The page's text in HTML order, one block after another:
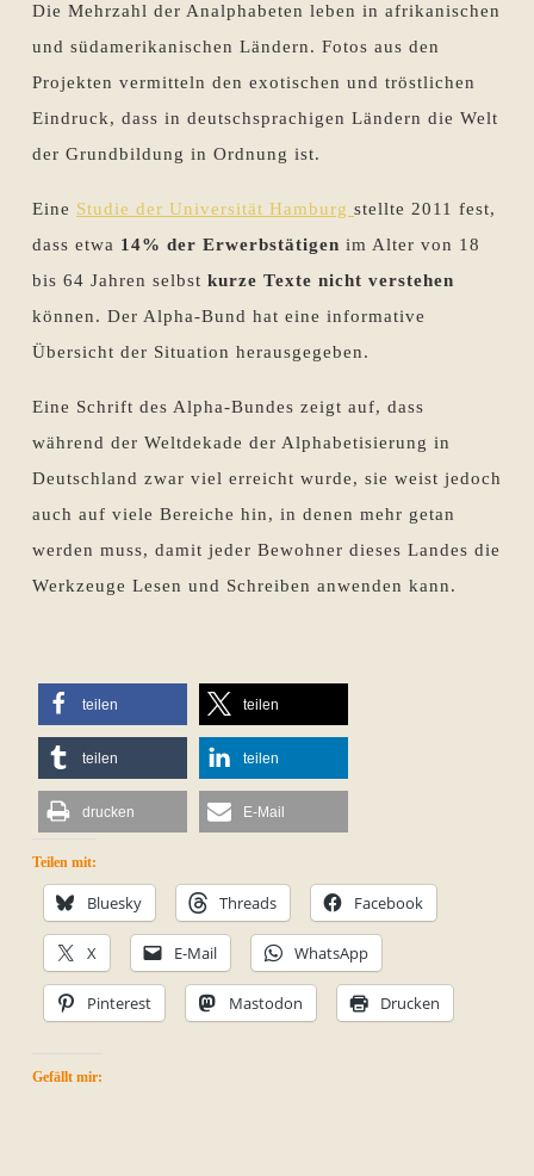
Die Mehrzahl der Analphabeten leben in afrikanischen
und südamerikanischen Ländern. Fotos aus den
Projekten vermitteln den exotischen und tröstlichen
Eindruck, dass in deutschsprachigen Ländern die Welt
der Grundbildung in Ordnung ist.
Eine Studie der Universität Hamburg stellte 2011 fest,
dass etwa 14% der Erwerbstätigen im Alter von 18
bis 64 Jahren selbst kurze Texte nicht verstehen
können. Der Alpha-Bund hat eine informative
Übersicht der Situation herausgegeben.
Eine Schrift des Alpha-Bundes zeigt auf, dass
während der Weltdekade der Alphabetisierung in
Deutschland zwar viel erreicht wurde, sie weist jedoch
auch auf viele Bereiche hin, in denen mehr getan
werden muss, damit jeder Bewohner dieses Landes die
Werkzeuge Lesen und Schreiben anwenden kann.
teilen teilen
teilen teilen
drucken E-Mail
Teilen mit:
Bluesky Threads Facebook
X E-Mail WhatsApp
Pinterest Mastodon Drucken
Gefällt mir: